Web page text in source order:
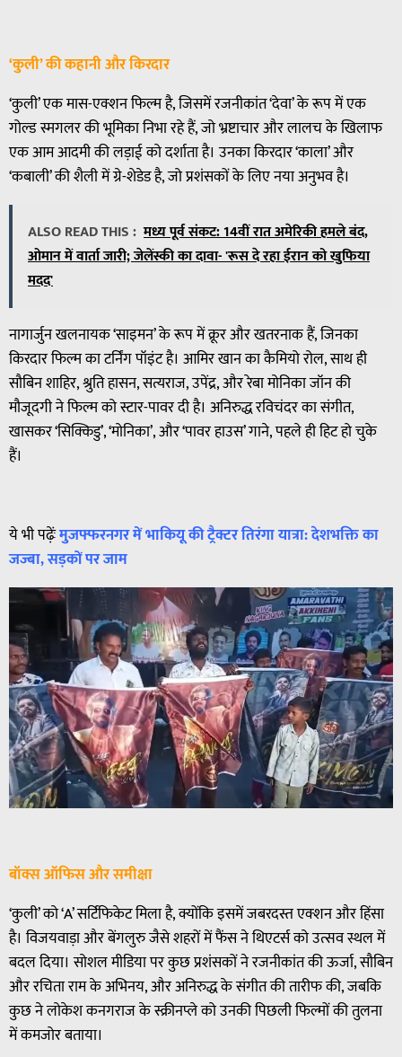
‘कुली’ की कहानी और किरदार
‘कुली’ एक मास-एक्शन फिल्म है, जिसमें रजनीकांत ‘देवा’ के रूप में एक
गोल्ड स्मगलर की भूमिका निभा रहे हैं, जो भ्रष्टाचार और लालच के खिलाफ
एक आम आदमी की लड़ाई को दर्शाता है। उनका किरदार ‘काला’ और
‘कबाली’ की शैली में ग्रे-शेडेड है, जो प्रशंसकों के लिए नया अनुभव है।
ALSO READ THIS : मध्य पूर्व संकट: 14वीं रात अमेरिकी हमले बंद,
ओमान में वार्ता जारी; जेलेंस्की का दावा- 'रूस दे रहा ईरान को खुफिया
मदद'
नागार्जुन खलनायक ‘साइमन’ के रूप में क्रूर और खतरनाक हैं, जिनका
किरदार फिल्म का टर्निंग पॉइंट है। आमिर खान का कैमियो रोल, साथ ही
सौबिन शाहिर, श्रुति हासन, सत्यराज, उपेंद्र, और रेबा मोनिका जॉन की
मौजूदगी ने फिल्म को स्टार-पावर दी है। अनिरुद्ध रविचंदर का संगीत,
खासकर ‘सिक्किडु’, ‘मोनिका’, और ‘पावर हाउस’ गाने, पहले ही हिट हो चुके
हैं।
ये भी पढ़ेंःमुजफ्फरनगर में भाकियू की ट्रैक्टर तिरंगा यात्रा: देशभक्ति का
जज्बा, सड़कों पर जाम
बॉक्स ऑफिस और समीक्षा
‘कुली’ को ‘A’ सर्टिफिकेट मिला है, क्योंकि इसमें जबरदस्त एक्शन और हिंसा
है। विजयवाड़ा और बेंगलुरु जैसे शहरों में फैंस ने थिएटर्स को उत्सव स्थल में
बदल दिया। सोशल मीडिया पर कुछ प्रशंसकों ने रजनीकांत की ऊर्जा, सौबिन
और रचिता राम के अभिनय, और अनिरुद्ध के संगीत की तारीफ की, जबकि
कुछ ने लोकेश कनगराज के स्क्रीनप्ले को उनकी पिछली फिल्मों की तुलना
में कमजोर बताया।